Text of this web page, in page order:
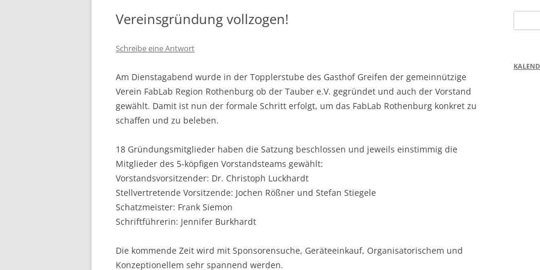
Vereinsgründung vollzogen!
Schreibe eine Antwort
Am Dienstagabend wurde in der Topplerstube des Gasthof Greifen der gemeinnützige
Verein FabLab Region Rothenburg ob der Tauber e.V. gegründet und auch der Vorstand
gewählt. Damit ist nun der formale Schritt erfolgt, um das FabLab Rothenburg konkret zu
schaffen und zu beleben.
18 Gründungsmitglieder haben die Satzung beschlossen und jeweils einstimmig die
Mitglieder des 5-köpfigen Vorstandsteams gewählt:
Vorstandsvorsitzender: Dr. Christoph Luckhardt
Stellvertretende Vorsitzende: Jochen Rößner und Stefan Stiegele
Schatzmeister: Frank Siemon
Schriftführerin: Jennifer Burkhardt
Die kommende Zeit wird mit Sponsorensuche, Geräteeinkauf, Organisatorischem und
Konzeptionellem sehr spannend werden.
nach: